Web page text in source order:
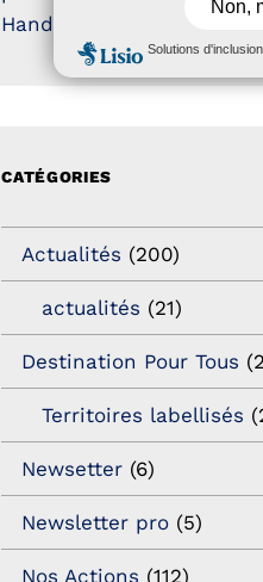
Handicap
CATÉGORIES
Actualités (200)
actualités (21)
Destination Pour Tous
Territoires labellisés
Newsetter (6)
Newsletter pro (5)
Nos Actions (112)